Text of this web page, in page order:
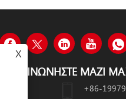
ΕΠΙΚΟΙΝΩΝΉΣΤΕ ΜΑΖΊ
+86-
X